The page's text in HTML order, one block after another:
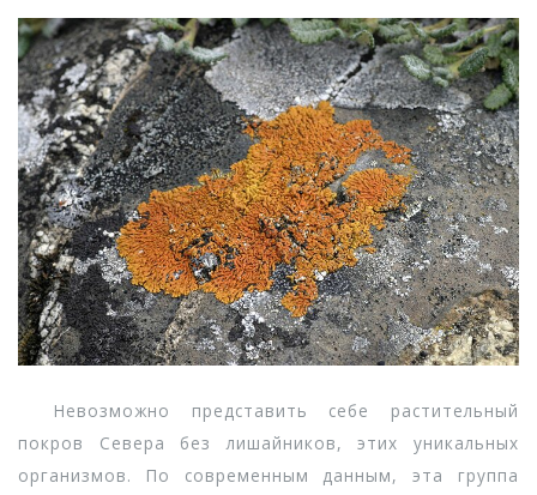
Невозможно представить себе растительный
покров Севера без лишайников, этих уникальных
организмов. По современным данным, эта группа